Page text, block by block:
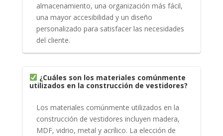
almacenamiento, una organización más fácil,
una mayor accesibilidad y un diseño
personalizado para satisfacer las necesidades
del cliente.
¿Cuáles son los materiales comúnmente
utilizados en la construcción de vestidores?
Los materiales comúnmente utilizados en la
construcción de vestidores incluyen madera,
MDF, vidrio, metal y acrílico. La elección de